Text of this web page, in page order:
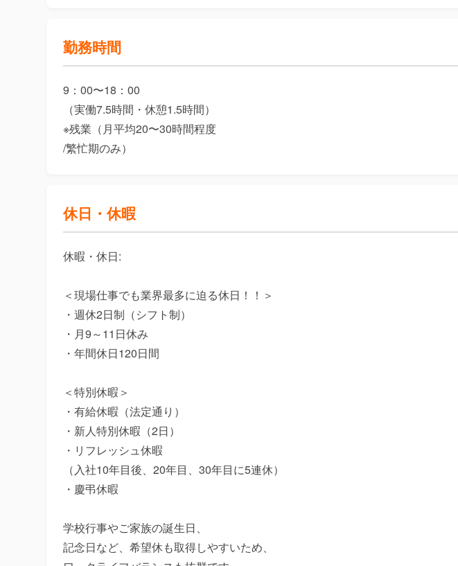
勤務時間
9：00〜18：00
（実働7.5時間・休憩1.5時間）
※残業（月平均20〜30時間程度
/繁忙期のみ）
休日・休暇
休暇・休日:
＜現場仕事でも業界最多に迫る休日！！＞
・週休2日制（シフト制）
・月9～11日休み
・年間休日120日間
＜特別休暇＞
・有給休暇（法定通り）
・新人特別休暇（2日）
・リフレッシュ休暇
（入社10年目後、20年目、30年目に5連休）
・慶弔休暇
学校行事やご家族の誕生日、
記念日など、希望休も取得しやすいため、